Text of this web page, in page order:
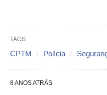
TAGS:
CPTM Polícia
8 ANOS ATRÁS